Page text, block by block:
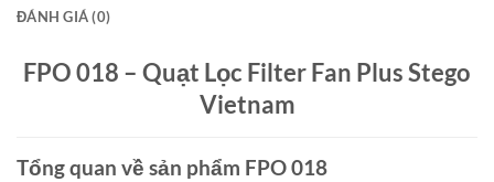
ĐÁNH GIÁ (0)
FPO 018 – Quạt Lọc Filter Fan Plus Stego
Vietnam
Tổng quan về sản phẩm FPO 018